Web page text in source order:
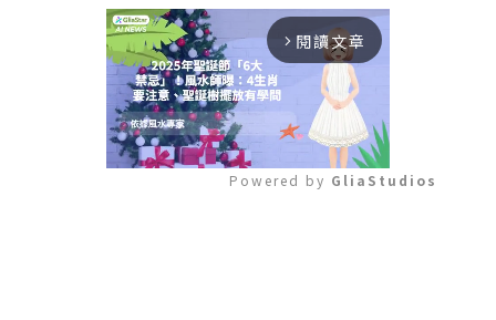
arrow_forward_ios 閱讀文章
Powered by GliaStudios